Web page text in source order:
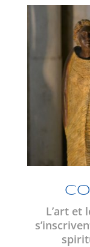
L’art et